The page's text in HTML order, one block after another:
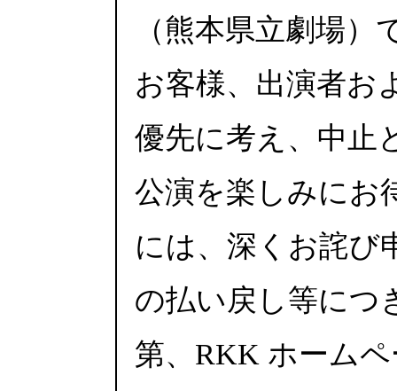
（熊本県立劇場
お客様、出演者お
優先に考え、中止
公演を楽しみにお
には、深くお詫び
の払い戻し等につ
第、RKK ホーム